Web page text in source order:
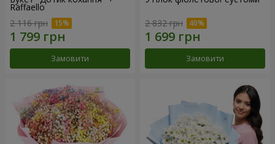
Raffaello
2 116 грн
Замовити
2 832 грн
Замовити